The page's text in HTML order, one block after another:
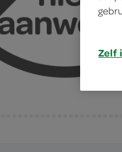
Zelf